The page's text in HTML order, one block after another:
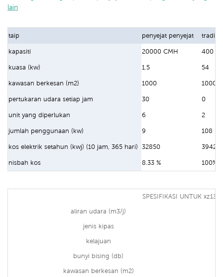
lain
taip penyejat penyejat
kapasiti 20000 CMH 400
kuasa (kw) 1.5 54
kawasan berkesan (m2) 1000 1000
pertukaran udara setiap jam 30 0
unit yang diperlukan 6 2
jumlah penggunaan (kw) 9 108
kos elektrik setahun (kwj) (10 jam, 365 hari) 32850
nisbah kos 8.33 % 100%
SPESIFIKASI UNTUK xz13-
aliran udara (m3/j)
jenis kipas
kelajuan
bunyi bising (db)
kawasan berkesan (m2)